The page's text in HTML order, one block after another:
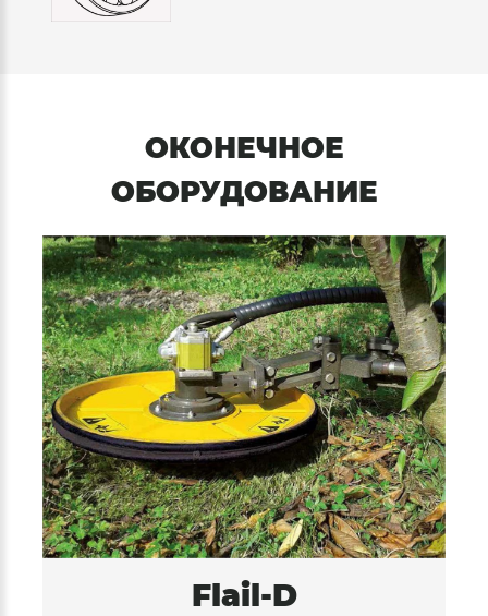
ОКОНЕЧНОЕ
ОБОРУДОВАНИЕ
Flail-D